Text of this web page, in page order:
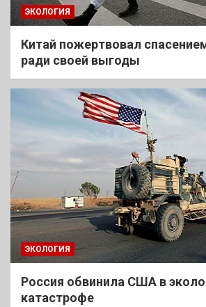
ЭКОЛОГИЯ
Китай пожертвовал
ради своей выгоды
ЭКОЛОГИЯ
Россия обвинила США в
катастрофе